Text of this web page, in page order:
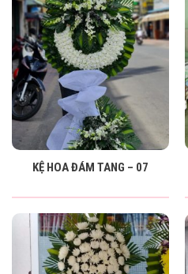
KỆ HOA ĐÁM TANG – 07